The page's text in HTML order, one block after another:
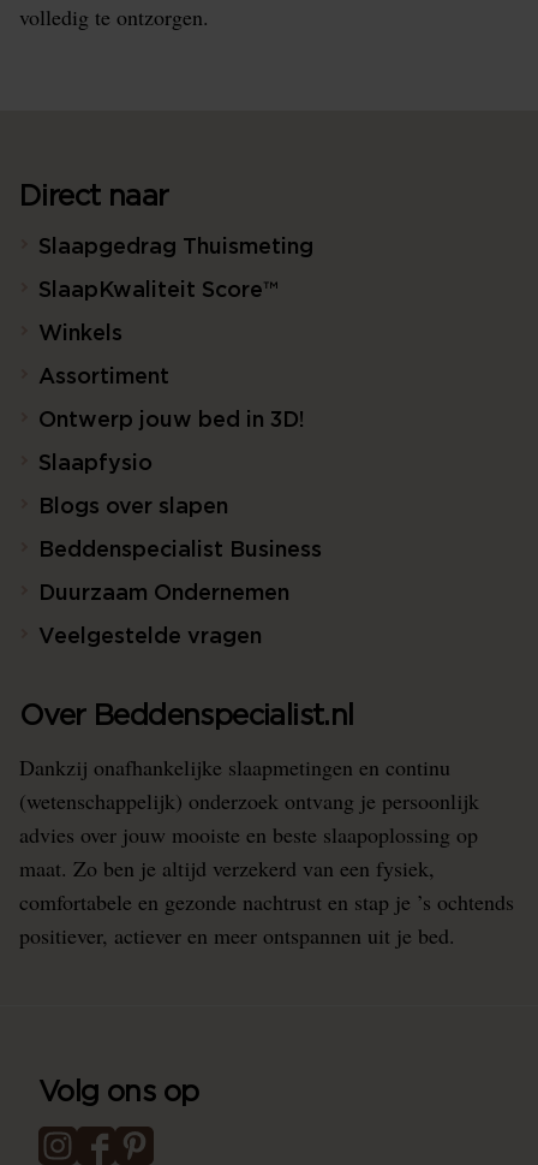
volledig te ontzorgen.
Direct naar
Slaapgedrag Thuismeting
SlaapKwaliteit Score™
Winkels
Assortiment
Ontwerp jouw bed in 3D!
Slaapfysio
Blogs over slapen
Beddenspecialist Business
Duurzaam Ondernemen
Veelgestelde vragen
Over Beddenspecialist.nl
Dankzij onafhankelijke slaapmetingen en continu
(wetenschappelijk) onderzoek ontvang je persoonlijk
advies over jouw mooiste en beste slaapoplossing op
maat. Zo ben je altijd verzekerd van een fysiek,
comfortabele en gezonde nachtrust en stap je ’s ochtends
positiever, actiever en meer ontspannen uit je bed.
Volg ons op